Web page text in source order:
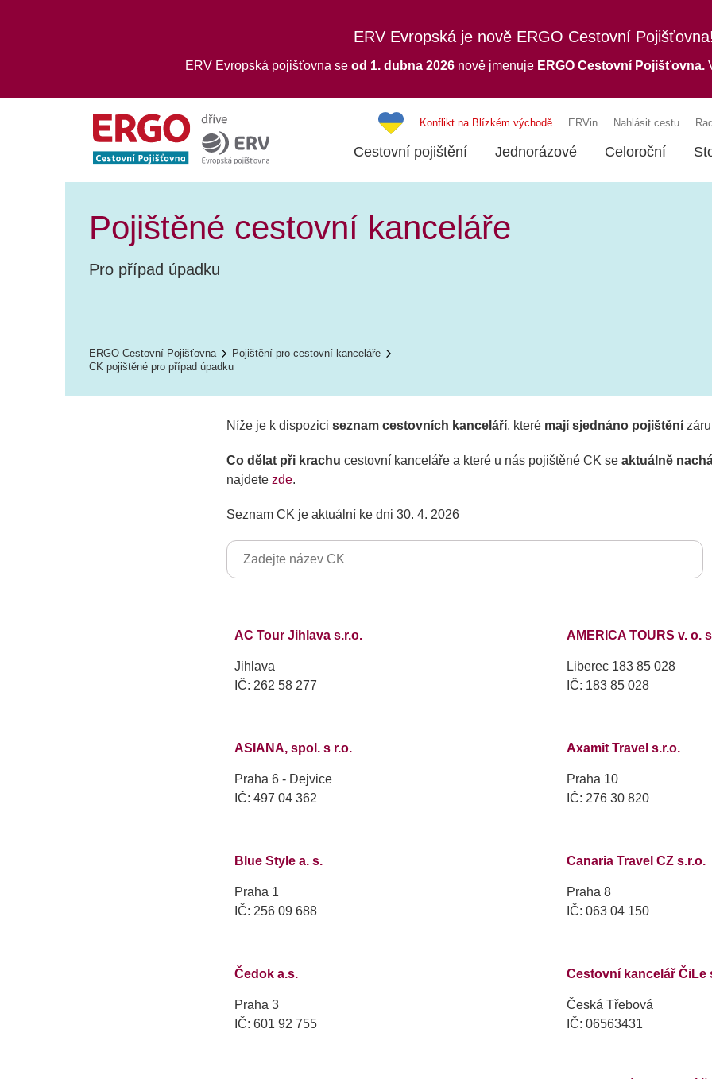
ERV Evropská je nově ERGO Cestovní Pojišťovna!
ERV Evropská pojišťovna se od 1. dubna 2026 nově jmenuje ERGO Cestovní Pojišťovna.
Konflikt na Blízkém východě ERVin Nahlásit cestu
Cestovní pojištění Jednorázové Celoroční
Pojištěné cestovní kanceláře
Pro případ úpadku
ERGO Cestovní Pojišťovna
Pojištění pro cestovní kanceláře
CK pojištěné pro případ úpadku
Níže je k dispozici seznam cestovních kanceláří, které mají sjednáno pojištění
Co dělat při krachu cestovní kanceláře a které u nás pojištěné CK se aktuálně
najdete zde.
Seznam CK je aktuální ke dni 30. 4. 2026
AC Tour Jihlava s.r.o.
Jihlava
IČ: 262 58 277
AMERICA TOURS v. o.
Liberec 183 85 028
IČ: 183 85 028
ASIANA, spol. s r.o.
Praha 6 - Dejvice
IČ: 497 04 362
Axamit Travel s.r.o.
Praha 10
IČ: 276 30 820
Blue Style a. s.
Praha 1
IČ: 256 09 688
Canaria Travel CZ s.r.o.
Praha 8
IČ: 063 04 150
Čedok a.s.
Praha 3
IČ: 601 92 755
Cestovní kancelář ČiLe
Česká Třebová
IČ: 06563431